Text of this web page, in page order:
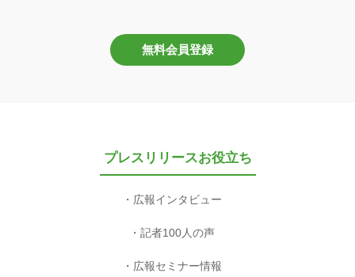
無料会員登録
プレスリリースお役立ち
広報インタビュー
記者100人の声
広報セミナー情報